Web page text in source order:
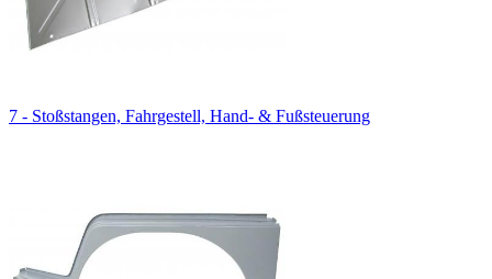
7 - Stoßstangen, Fahrgestell, Hand- & Fußsteuerung